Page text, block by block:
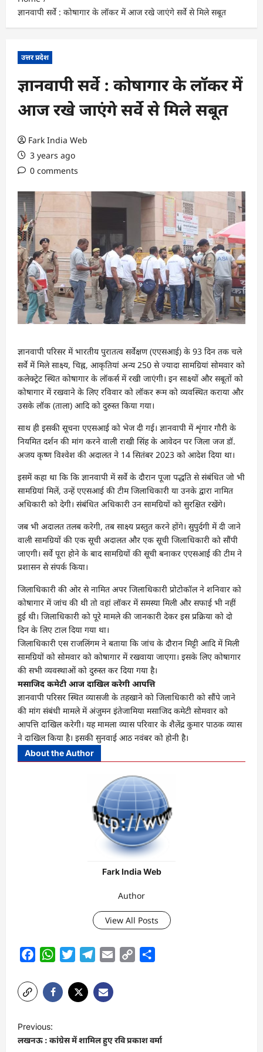
ज्ञानवापी सर्वे : कोषागार के लॉकर में आज रखे जाएंगे सर्वे से मिले सबूत
उत्तर प्रदेश
ज्ञानवापी सर्वे : कोषागार के लॉकर में
आज रखे जाएंगे सर्वे से मिले सबूत
Fark India Web
3 years ago
0 comments
ज्ञानवापी परिसर में भारतीय पुरातत्व सर्वेक्षण (एएसआई) के 93 दिन तक चले
सर्वे में मिले साक्ष्य, चिह्न, आकृतियां अन्य 250 से ज्यादा सामग्रियां सोमवार को
कलेक्ट्रेट स्थित कोषागार के लॉकर्स में रखी जाएंगी। इन साक्ष्यों और सबूतों को
कोषागार में रखवाने के लिए रविवार को लॉकर रूम को व्यवस्थित कराया और
उसके लॉक (ताला) आदि को दुरुस्त किया गया।
साथ ही इसकी सूचना एएसआई को भेज दी गई। ज्ञानवापी में शृंगार गौरी के
नियमित दर्शन की मांग करने वाली राखी सिंह के आवेदन पर जिला जज डॉ.
अजय कृष्ण विश्वेश की अदालत ने 14 सितंबर 2023 को आदेश दिया था।
इसमें कहा था कि कि ज्ञानवापी में सर्वे के दौरान पूजा पद्धति से संबंधित जो भी
सामग्रियां मिलें, उन्हें एएसआई की टीम जिलाधिकारी या उनके द्वारा नामित
अधिकारी को देगी। संबंधित अधिकारी उन सामग्रियों को सुरक्षित रखेंगे।
जब भी अदालत तलब करेगी, तब साक्ष्य प्रस्तुत करने होंगे। सुपुर्दगी में दी जाने
वाली सामग्रियों की एक सूची अदालत और एक सूची जिलाधिकारी को सौंपी
जाएगी। सर्वे पूरा होने के बाद सामग्रियों की सूची बनाकर एएसआई की टीम ने
प्रशासन से संपर्क किया।
जिलाधिकारी की ओर से नामित अपर जिलाधिकारी प्रोटोकॉल ने शनिवार को
कोषागार में जांच की थी तो वहां लॉकर में समस्या मिली और सफाई भी नहीं
हुई थी। जिलाधिकारी को पूरे मामले की जानकारी देकर इस प्रक्रिया को दो
दिन के लिए टाल दिया गया था।
जिलाधिकारी एस राजलिंगम ने बताया कि जांच के दौरान मिट्टी आदि में मिली
सामग्रियों को सोमवार को कोषागार में रखवाया जाएगा। इसके लिए कोषागार
की सभी व्यवस्थाओं को दुरुस्त कर दिया गया है।
मसाजिद कमेटी आज दाखिल करेगी आपत्ति
ज्ञानवापी परिसर स्थित व्यासजी के तहखाने को जिलाधिकारी को सौंपे जाने
की मांग संबंधी मामले में अंजुमन इंतेजामिया मसाजिद कमेटी सोमवार को
आपत्ति दाखिल करेगी। यह मामला व्यास परिवार के शैलेंद्र कुमार पाठक व्यास
ने दाखिल किया है। इसकी सुनवाई आठ नवंबर को होनी है।
About the Author
Fark India Web
Author
View All Posts
FacebookWhatsAppTwitterTelegram
Email
Copy
o
Previous:
लखनऊ : कांग्रेस में शामिल हुए रवि प्रकाश वर्मा